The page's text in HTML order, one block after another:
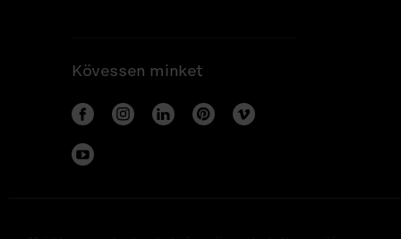
Kövessen minket